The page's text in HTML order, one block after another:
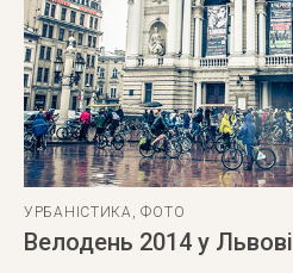
УРБАНІСТИКА ,ФОТО
Велодень 2014 у Львові